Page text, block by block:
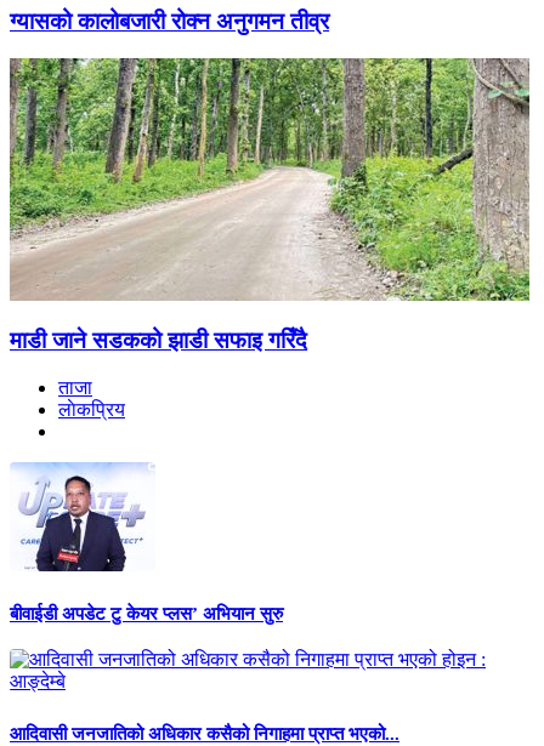
ग्यासको कालोबजारी रोक्न अनुगमन तीव्र
माडी जाने सडकको झाडी सफाइ गरिँदै
ताजा
लाेकप्रिय
बीवाईडी अपडेट टु केयर प्लस’ अभियान सुरु
आदिवासी जनजातिको अधिकार कसैको निगाहमा प्राप्त भएको...